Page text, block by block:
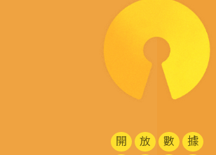
開 放 數
據